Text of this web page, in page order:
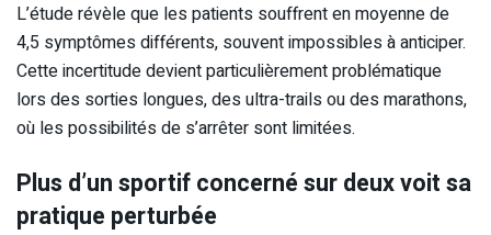
L’étude révèle que les patients souffrent en moyenne de
4,5 symptômes différents, souvent impossibles à anticiper.
Cette incertitude devient particulièrement problématique
lors des sorties longues, des ultra-trails ou des marathons,
où les possibilités de s’arrêter sont limitées.
Plus d’un sportif concerné sur deux voit sa
pratique perturbée